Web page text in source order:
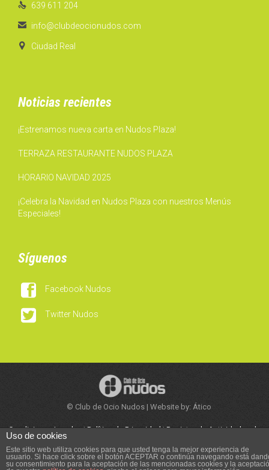
 639 611 204
 info@clubdeocionudos.com
 Ciudad Real
Noticias recientes
¡Estrenamos nueva carta en Nudos Plaza!
TERRAZA RESTAURANTE NUDOS PLAZA
HORARIO NAVIDAD 2025
¡Celebra la Navidad en Nudos Plaza con nuestros Menús
Especiales!
Síguenos
 Facebook Nudos
 Twitter Nudos
© Club de Ocio Nudos | Website by: Ático
Condiciones Legales|Política de Privacidad|Registro de Actividades de
Uso de cookies
Este sitio web utiliza cookies para que usted tenga la mejor experiencia de
usuario. Si hace click sobre el botón ACEPTAR o continúa navegando está
su consentimiento para la aceptación de las mencionadas cookies y la